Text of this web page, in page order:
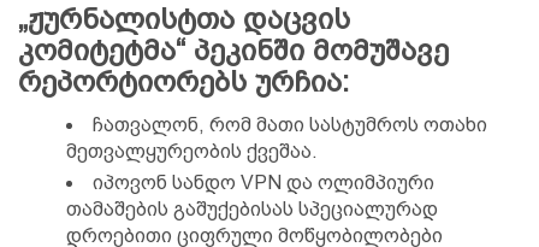
„ჟურნალისტთა დაცვის
კომიტეტმა“ პეკინში მომუშავე
რეპორტიორებს ურჩია:
ჩათვალონ, რომ მათი სასტუმროს ოთახი
მეთვალყურეობის ქვეშაა.
იპოვონ სანდო VPN და ოლიმპიური
თამაშების გაშუქებისას სპეციალურად
დროებითი ციფრული მოწყობილობები